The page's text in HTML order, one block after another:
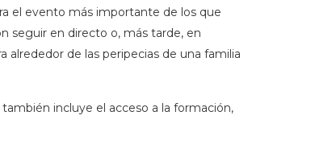
el evento más importante de los que
seguir en directo o, más tarde, en
de las peripecias de una familia
incluye el acceso a la formación,